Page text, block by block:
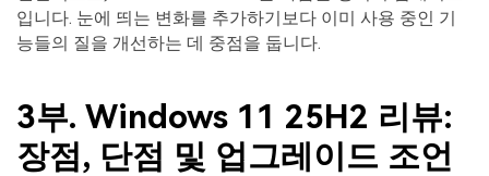
입니다. 눈에 띄는 변화를 추가하기보다 이미 사용 중인 기
능들의 질을 개선하는 데 중점을 둡니다.
3부. Windows 11 25H2 리뷰:
장점, 단점 및 업그레이드 조언